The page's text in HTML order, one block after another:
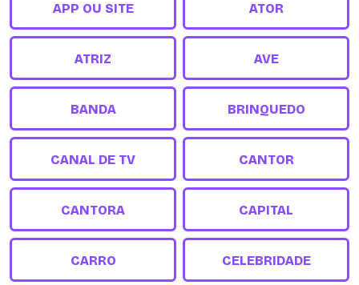
APP OU SITE ATOR
ATRIZ AVE
BANDA BRINQUEDO
CANAL DE TV CANTOR
CANTORA CAPITAL
CARRO CELEBRIDADE